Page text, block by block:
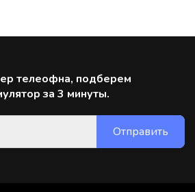
телеофна, подберем
за 3 минуты.